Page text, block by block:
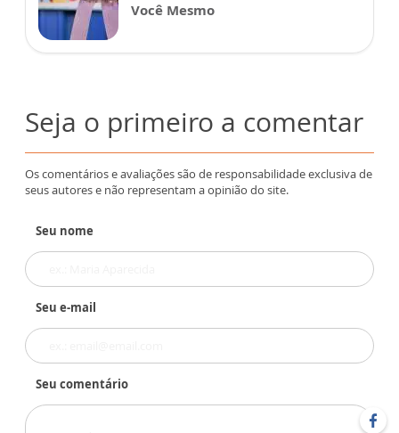
Você Mesmo
Seja o primeiro a comentar
Os comentários e avaliações são de responsabilidade exclusiva de
seus autores e não representam a opinião do site.
Seu nome
Seu e-mail
Seu comentário